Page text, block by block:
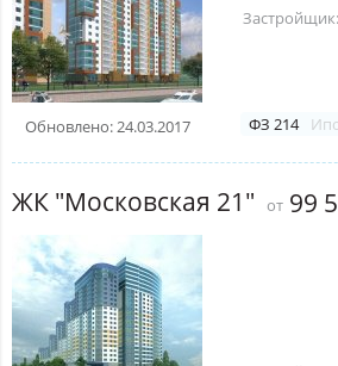
Обновлено: 24.03.2017
Застройщик:
ФЗ 214
ЖК "Московская 21" от 99